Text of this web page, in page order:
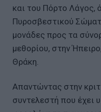
και του Πόρτο Λάγος,
Πυροσβεστικού
μονάδες προς τα
μεθορίου, στην
Θράκη.
Απαντώντας στην
συντελεστή που έχει